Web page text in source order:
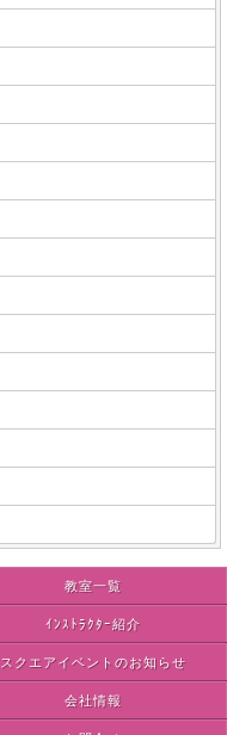
教室一覧
ｲﾝｽﾄﾗｸﾀｰ紹介
スクエアイベントのお知らせ
会社情報